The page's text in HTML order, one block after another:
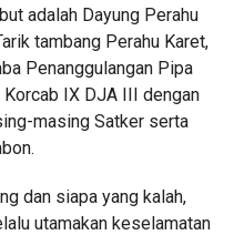
adalah Dayung Perahu
tambang Perahu Karet,
Penanggulangan Pipa
IX DJA III dengan
masing Satker serta
dan siapa yang kalah,
utamakan keselamatan